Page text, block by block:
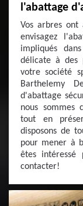
l'abattage
Vos arbres ont
envisagez
impliqués
délicate à des
votre société
Barthelemy
d'abattage
nous sommes
tout en
disposons de
pour mener à
êtes intéressé
contacter!